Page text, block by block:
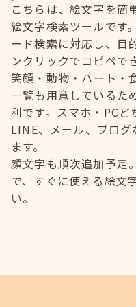
こちらは、絵文字を簡
絵文字検索ツールです
ード検索に対応し、目
ンクリックでコピペで
笑顔・動物・ハート・
一覧も用意しているた
利です。スマホ・PC
LINE、メール、ブロ
ます。
顔文字も順次追加予定
で、すぐに使える絵文
い。